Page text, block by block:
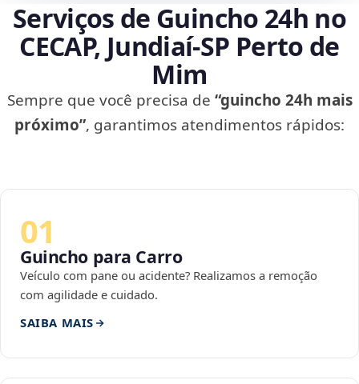
Serviços de Guincho 24h no
CECAP, Jundiaí‑SP Perto de
Mim
Sempre que você precisa de “guincho 24h mais
próximo”, garantimos atendimentos rápidos:
01
Guincho para Carro
Veículo com pane ou acidente? Realizamos a remoção
com agilidade e cuidado.
SAIBA MAIS